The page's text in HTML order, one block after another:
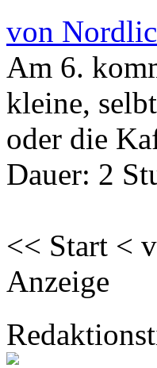
von
Am 6.
kleine,
oder die
Dauer: 2
<< Start <
Anzeige